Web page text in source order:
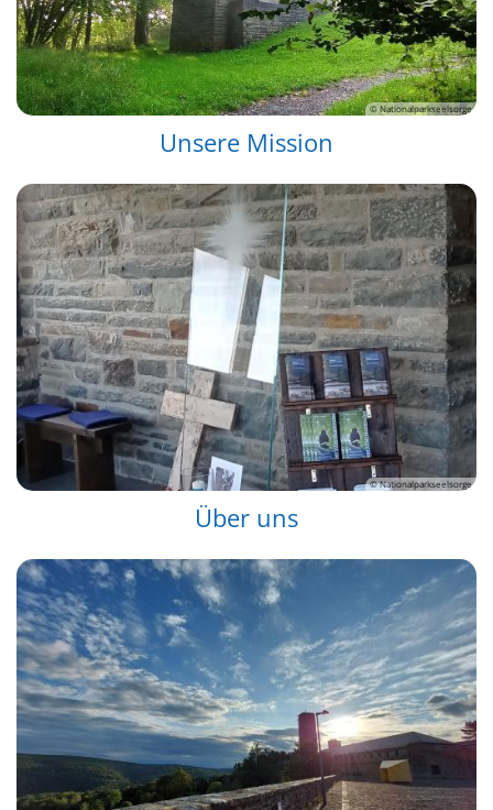
© Nationalparkseelsorge
Unsere Mission
© Nationalparkseelsorge
Über uns